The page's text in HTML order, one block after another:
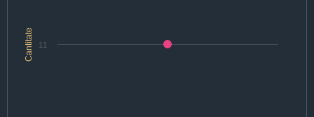
Cantitate 11